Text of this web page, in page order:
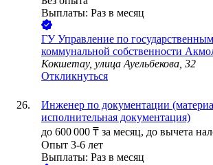
Выплаты: Раз в месяц
ГУ Управление по
коммунальной собственности
Кокшетау, улица Ауельбекова, 32
Откликнуться
Инженер по документации
исполнительная документация)
до 600 000 ₸ за месяц, до вычета
Опыт 3-6 лет
Выплаты: Раз в месяц